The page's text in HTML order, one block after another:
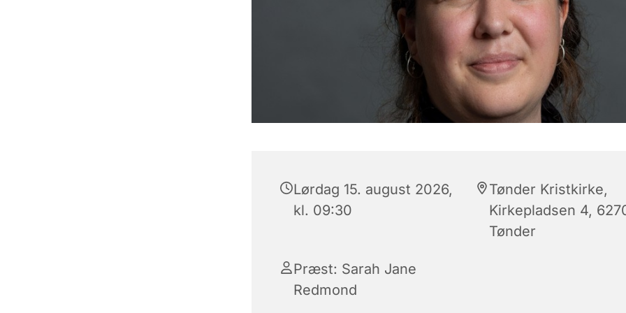
Lørdag 15. august 2026,
kl. 09:30
Tønder Kristkirke,
Kirkepladsen 4,
Tønder
Præst: Sarah Jane
Redmond